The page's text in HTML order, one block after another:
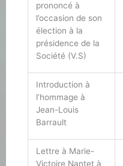
prononcé à
l’occasion de son
élection à la
présidence de la
Société (V.S)
Introduction à
l’hommage à
Jean-Louis
Barrault
Lettre à Marie-
Victoire Nantet à